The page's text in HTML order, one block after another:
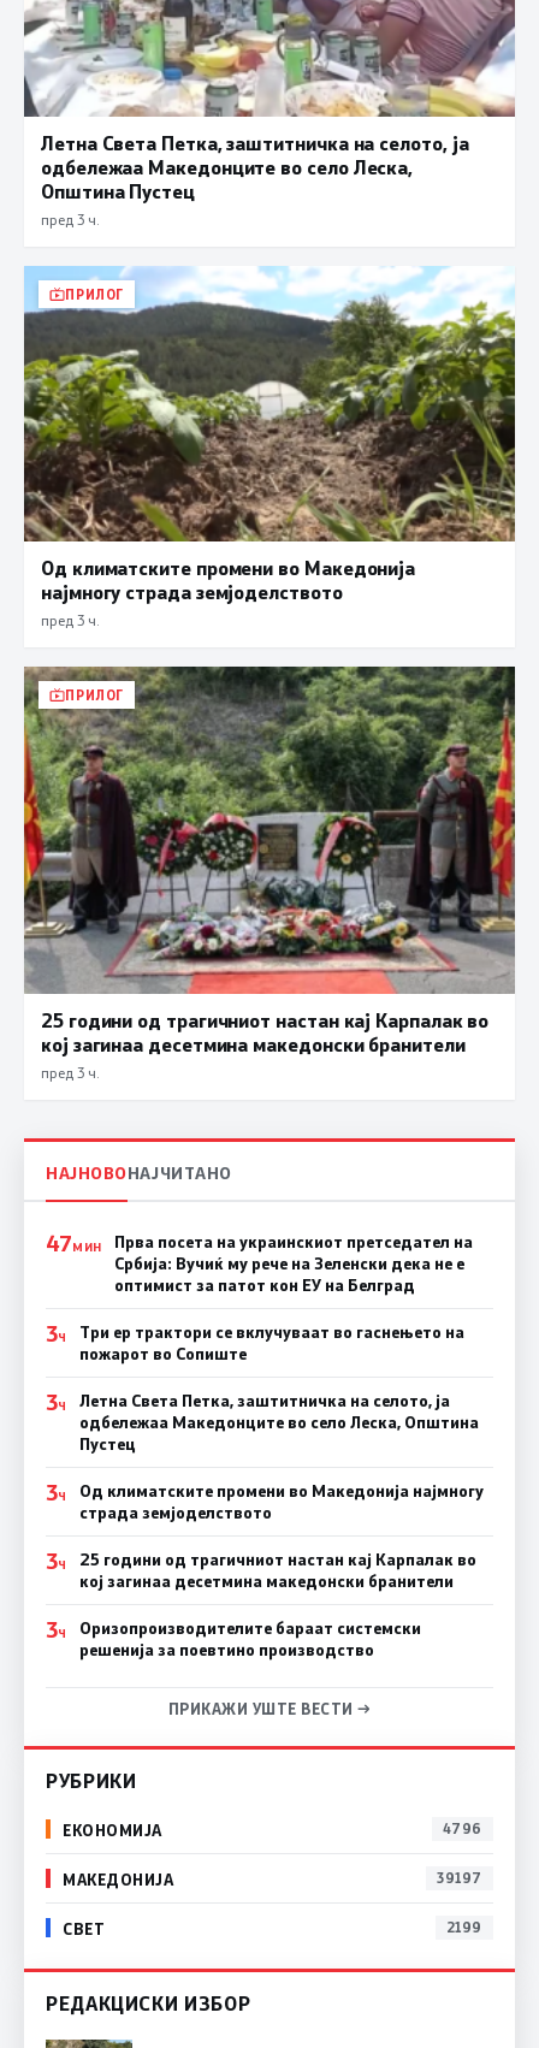
Летна Света Петка, заштитничка на селото, ја
одбележаа Македонците во село Леска,
Општина Пустец
пред 3 ч.
ПРИЛОГ
Од климатските промени во Македонија
најмногу страда земјоделството
пред 3 ч.
ПРИЛОГ
25 години од трагичниот настан кај Карпалак во
кој загинаа десетмина македонски бранители
пред 3 ч.
НАЈНОВОНАЈЧИТАНО
47МИН
Прва посета на украинскиот претседател на
Србија: Вучиќ му рече на Зеленски дека не е
оптимист за патот кон ЕУ на Белград
3Ч
Три ер трактори се вклучуваат во гаснењето на
пожарот во Сопиште
3Ч
Летна Света Петка, заштитничка на селото, ја
одбележаа Македонците во село Леска, Општина
Пустец
3Ч
Од климатските промени во Македонија најмногу
страда земјоделството
3Ч
25 години од трагичниот настан кај Карпалак во
кој загинаа десетмина македонски бранители
3Ч
Оризопроизводителите бараат системски
решенија за поевтино производство
ПРИКАЖИ УШТЕ ВЕСТИ →
РУБРИКИ
ЕКОНОМИЈА 4796
МАКЕДОНИЈА 39197
СВЕТ 2199
РЕДАКЦИСКИ ИЗБОР